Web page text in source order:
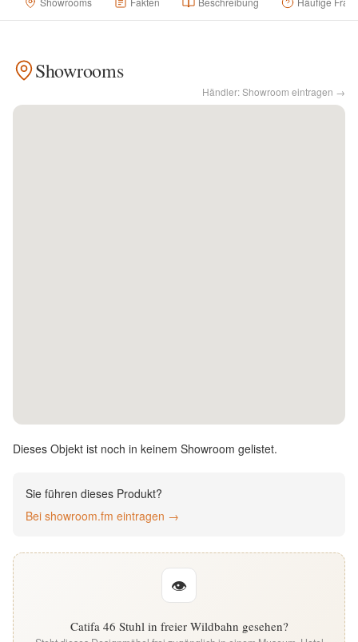
Über uns
Kontakt
English
Deutsch
Showrooms
Händler: Showroom eintragen →
Dieses Objekt ist noch in keinem Showroom gelistet.
Sie führen dieses Produkt?
Bei showroom.fm eintragen →
👁
Catifa 46 Stuhl in freier Wildbahn gesehen?